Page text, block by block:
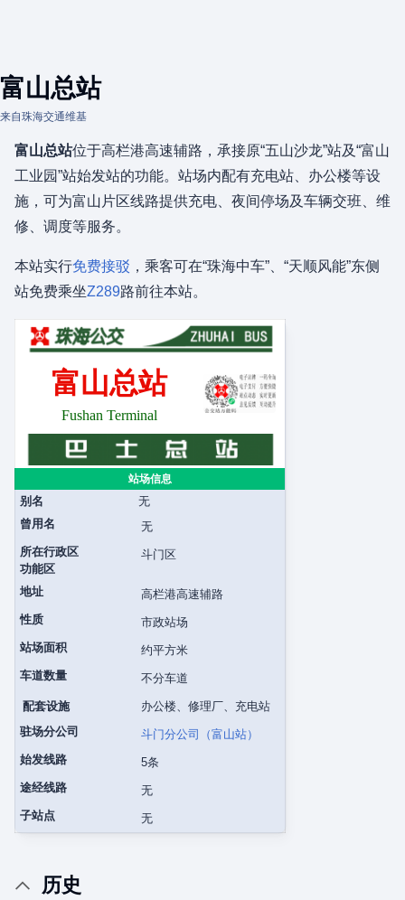
富山总站
来自珠海交通维基
富山总站位于高栏港高速辅路，承接原“五山沙龙”站及“富山
工业园”站始发站的功能。站场内配有充电站、办公楼等设
施，可为富山片区线路提供充电、夜间停场及车辆交班、维
修、调度等服务。
本站实行免费接驳 ，乘客可在“珠海中车”、“天顺风能”东侧
站免费乘坐Z289路前往本站。
富山总站
Fushan Terminal
站场信息
别名
无
曾用名
无
所在行政区
功能区
斗门区
地址
高栏港高速辅路
性质
市政站场
站场面积
约平方米
车道数量
不分车道
配套设施
办公楼、修理厂、充电站
驻场分公司
斗门分公司（富山站）
始发线路
5条
途经线路
无
子站点
无
历史